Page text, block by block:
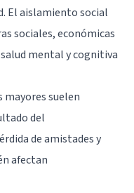
El aislamiento social
sociales, económicas
mental y cognitiva
suelen
del
de amistades y
afectan